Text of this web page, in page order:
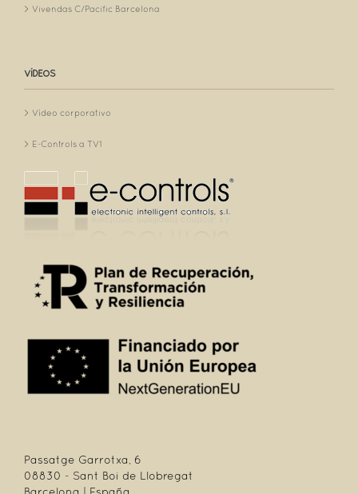
Vivendas C/Pacific Barcelona
VÍDEOS
Vídeo corporativo
E-Controls a TV1
Passatge Garrotxa, 6
08830 - Sant Boi de Llobregat